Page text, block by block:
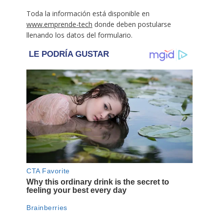
Toda la información está disponible en
www.emprende-tech donde deben postularse
llenando los datos del formulario.